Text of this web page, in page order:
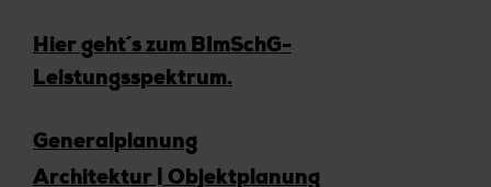
Hier geht´s zum BImSchG-
Leistungsspektrum.
Generalplanung
Architektur | Objektplanung